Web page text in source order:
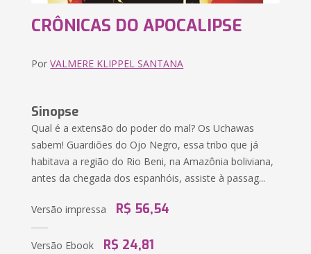
CRÔNICAS DO APOCALIPSE
PorVALMERE KLIPPEL SANTANA
Sinopse
Qual é a extensão do poder do mal? Os Uchawas
sabem! Guardiões do Ojo Negro, essa tribo que já
habitava a região do Rio Beni, na Amazônia boliviana,
antes da chegada dos espanhóis, assiste à passag...
Versão impressa R$ 56,54
Versão Ebook R$ 24,81